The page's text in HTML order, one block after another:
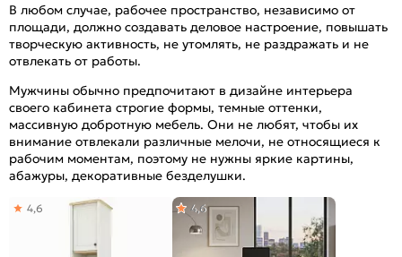
В любом случае, рабочее пространство, независимо от
площади, должно создавать деловое настроение, повышать
творческую активность, не утомлять, не раздражать и не
отвлекать от работы.
Мужчины обычно предпочитают в дизайне интерьера
своего кабинета строгие формы, темные оттенки,
массивную добротную мебель. Они не любят, чтобы их
внимание отвлекали различные мелочи, не относящиеся к
рабочим моментам, поэтому не нужны яркие картины,
абажуры, декоративные безделушки.
4,6 4,6